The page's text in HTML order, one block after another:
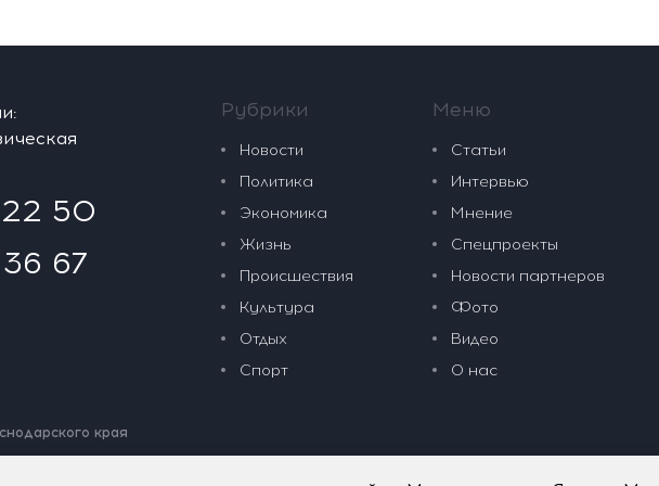
22 50
67
края
Ctrl+Enter.
Рубрики
Новости
Политика
Экономика
Жизнь
Происшествия
Культура
Отдых
Спорт
Меню
Статьи
Интервью
Мнение
Спецпроекты
Новости партнеров
Фото
Видео
О нас